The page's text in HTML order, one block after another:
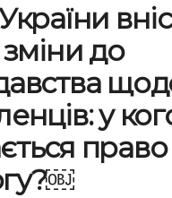
вніс
зміни до
у